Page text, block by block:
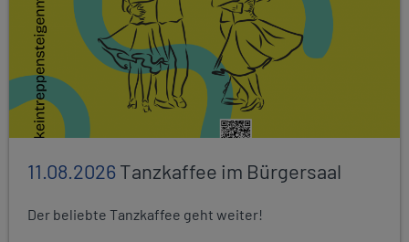
11.08.2026Tanzkaffee im Bürgersaal
Der beliebte Tanzkaffee geht weiter!